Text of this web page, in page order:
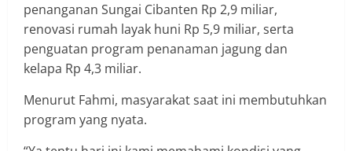
penanganan Sungai Cibanten Rp 2,9 miliar,
renovasi rumah layak huni Rp 5,9 miliar, serta
penguatan program penanaman jagung dan
kelapa Rp 4,3 miliar.
Menurut Fahmi, masyarakat saat ini membutuhkan
program yang nyata.